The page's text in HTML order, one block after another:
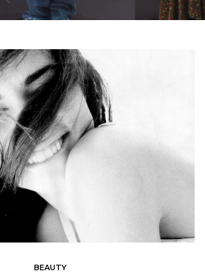
BEAUTY